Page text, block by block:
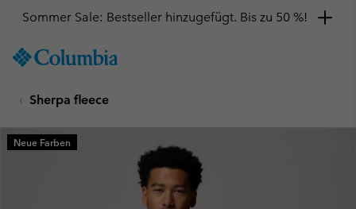
TO
SKIP
MAIN
NAV
Sommer Sale: Bestseller hinzugefügt. Bis zu 50 %!
Sherpa fleece
Neue Farben